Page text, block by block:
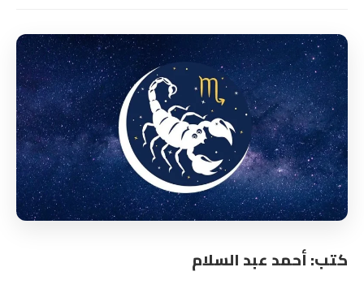
كتب: أحمد عبد السلام